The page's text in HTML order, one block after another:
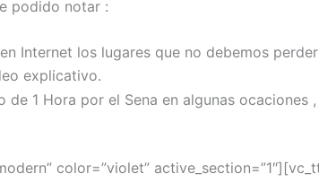
podido notar :
Internet los lugares que no debemos
explicativo.
1 Hora por el Sena en algunas ocaciones
color=”violet”